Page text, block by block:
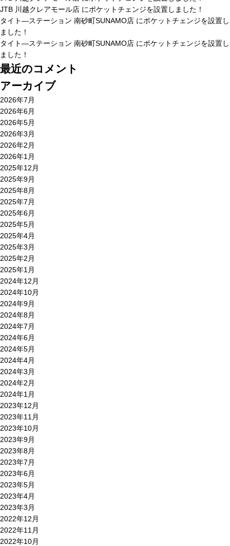
JTB 川越クレアモール店 にポケットチェンジを設置しました！
タイト―ステーション 南砂町SUNAMO店 にポケットチェンジを設置し
ました！
タイト―ステーション 南砂町SUNAMO店 にポケットチェンジを設置し
ました！
最近のコメント
アーカイブ
2026年7月
2026年6月
2026年5月
2026年3月
2026年2月
2026年1月
2025年12月
2025年9月
2025年8月
2025年7月
2025年6月
2025年5月
2025年4月
2025年3月
2025年2月
2025年1月
2024年12月
2024年10月
2024年9月
2024年8月
2024年7月
2024年6月
2024年5月
2024年4月
2024年3月
2024年2月
2024年1月
2023年12月
2023年11月
2023年10月
2023年9月
2023年8月
2023年7月
2023年6月
2023年5月
2023年4月
2023年3月
2022年12月
2022年11月
2022年10月